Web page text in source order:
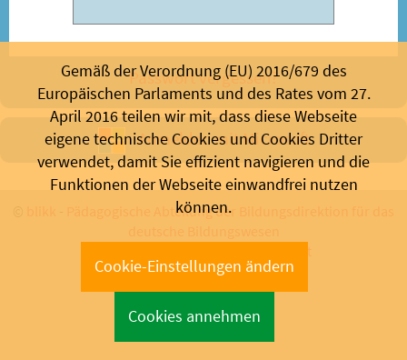
Passwort vergessen?
Anmelden mit Microsoft
Pädagogische Abteilung der Bildungsdirektion für das
Gemäß der Verordnung (EU) 2016/679 des
Europäischen Parlaments und des Rates vom 27.
April 2016 teilen wir mit, dass diese Webseite
eigene technische Cookies und Cookies Dritter
verwendet, damit Sie effizient navigieren und die
Funktionen der Webseite einwandfrei nutzen
können.
Cookie-Einstellungen ändern
Cookies annehmen